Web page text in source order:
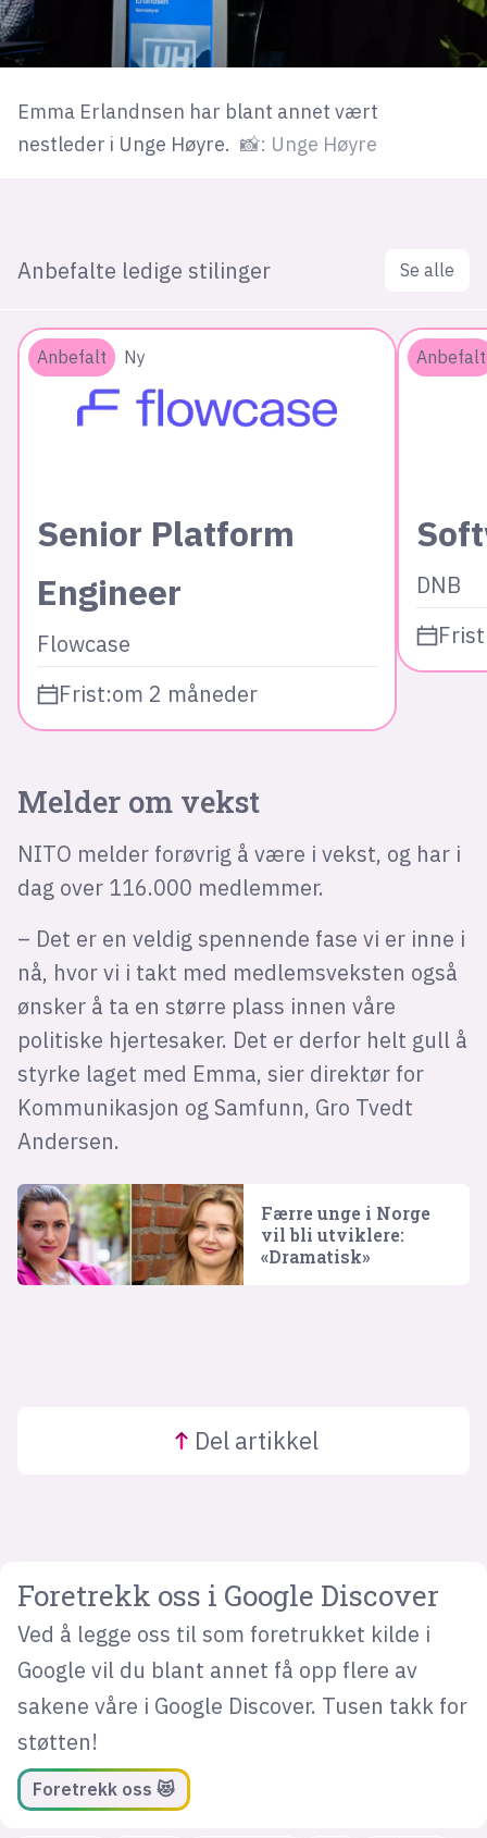
Emma Erlandnsen har blant annet vært
nestleder i Unge Høyre. 📸: Unge Høyre
Anbefalte ledige stilinger Se alle
Anbefalt Ny
Senior Platform
Engineer
Flowcase
Frist:om 2 måneder
Anbefalt
DNB
Melder om vekst
NITO melder forøvrig å være i vekst, og har i
dag over 116.000 medlemmer.
– Det er en veldig spennende fase vi er inne i
nå, hvor vi i takt med medlemsveksten også
ønsker å ta en større plass innen våre
politiske hjertesaker. Det er derfor helt gull å
styrke laget med Emma, sier direktør for
Kommunikasjon og Samfunn, Gro Tvedt
Andersen.
Færre unge i Norge
vil bli utviklere:
«Dramatisk»
Del artikkel
Foretrekk oss i Google Discover
Ved å legge oss til som foretrukket kilde i
Google vil du blant annet få opp flere av
sakene våre i Google Discover. Tusen takk for
støtten!
Foretrekk oss 😻